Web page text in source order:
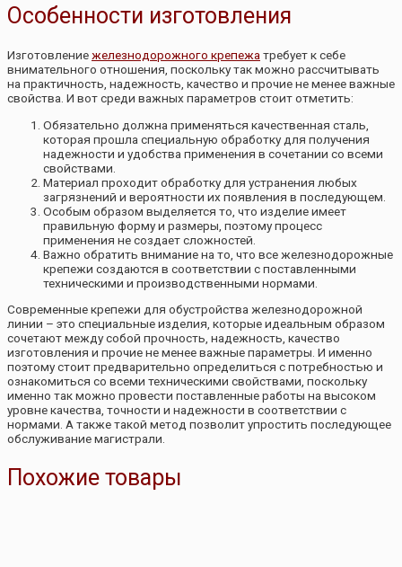
Особенности изготовления
Изготовлениежелезнодорожного крепежа требует к себе
внимательного отношения, поскольку так можно рассчитывать
на практичность, надежность, качество и прочие не менее важные
свойства. И вот среди важных параметров стоит отметить:
Обязательно должна применяться качественная сталь,
которая прошла специальную обработку для получения
надежности и удобства применения в сочетании со всеми
свойствами.
Материал проходит обработку для устранения любых
загрязнений и вероятности их появления в последующем.
Особым образом выделяется то, что изделие имеет
правильную форму и размеры, поэтому процесс
применения не создает сложностей.
Важно обратить внимание на то, что все железнодорожные
крепежи создаются в соответствии с поставленными
техническими и производственными нормами.
Современные крепежи для обустройства железнодорожной
линии – это специальные изделия, которые идеальным образом
сочетают между собой прочность, надежность, качество
изготовления и прочие не менее важные параметры. И именно
поэтому стоит предварительно определиться с потребностью и
ознакомиться со всеми техническими свойствами, поскольку
именно так можно провести поставленные работы на высоком
уровне качества, точности и надежности в соответствии с
нормами. А также такой метод позволит упростить последующее
обслуживание магистрали.
Похожие товары